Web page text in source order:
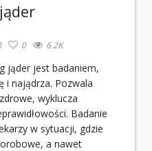
0 6.2K
jest badaniem,
i najądrza. Pozwala
wyklucza
Badanie
w sytuacji, gdzie
a nawet